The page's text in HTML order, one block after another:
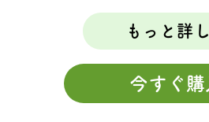
もっと詳
今すぐ購